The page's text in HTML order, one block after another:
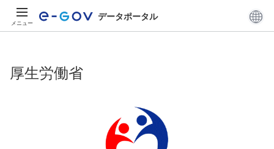
メニュー
データポータル
厚生労働省